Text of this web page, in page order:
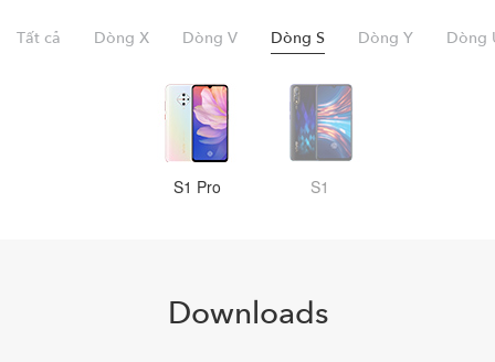
Tất cả Dòng X Dòng V Dòng S Dòng Y Dòng
S1 Pro S1
Downloads